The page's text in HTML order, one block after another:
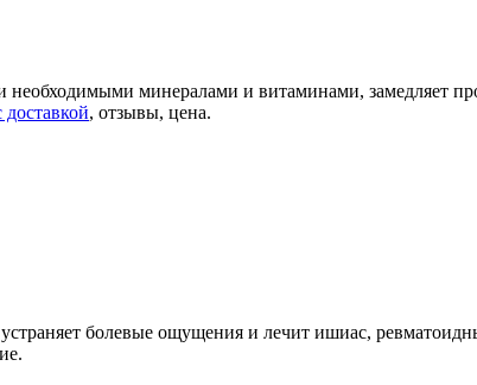
минералами и витаминами, замедляет
, отзывы, цена.
болевые ощущения и лечит ишиас,